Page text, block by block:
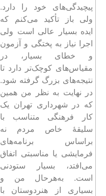
پیچیدگی‌های خود را دارد.
ولی باز تأکید می‌کنم که
ایده بسیار عالی است ولی
اجرا نیاز به پختگی و آزمون
و خطای بسیار، در
مقیاس‌های کوچک‌تر دارد تا
نتیجه‌های بزرگ گرفته شود.
در نهایت به نظر من همین
که در شهرداری تهران یک
کار فرهنگی متناسب با
سلیقۀ خاص مردم نه
براساس برنامه‌های
فرمایشی یا مناسبتی اتفاق
می‌افتد، بسیار ستودنی
است. به‌هرحال من و
بسیاری از هنردوستان با